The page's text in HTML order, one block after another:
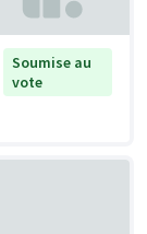
Soumise au
vote